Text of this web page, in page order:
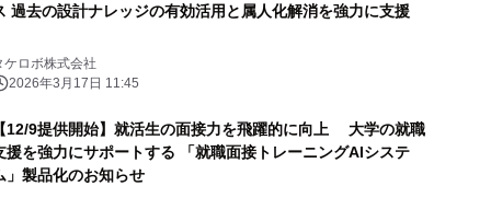
過去の設計ナレッジの有効活用と属人化解消を強力に支援
ケロボ株式会社
2026年3月17日 11:45
【12/9提供開始】就活生の面接力を飛躍的に向上 大学の就職
援を強力にサポートする 「就職面接トレーニングAIシステ
」製品化のお知らせ